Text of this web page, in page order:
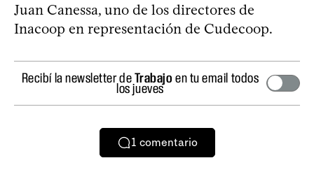
Juan Canessa, uno de los directores de
Inacoop en representación de Cudecoop.
Recibí la newsletter deTrabajo en tu email todos
los jueves
1 comentario